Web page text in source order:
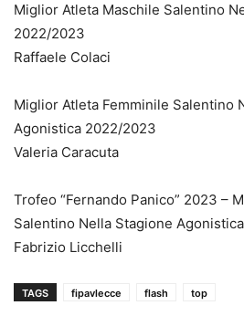
Miglior Atleta Maschile Salentino
2022/2023
Raffaele Colaci
Miglior Atleta Femminile Salentino
Agonistica 2022/2023
Valeria Caracuta
Trofeo “Fernando Panico” 2023 –
Salentino Nella Stagione
Fabrizio Licchelli
TAGS fipavlecce flash top